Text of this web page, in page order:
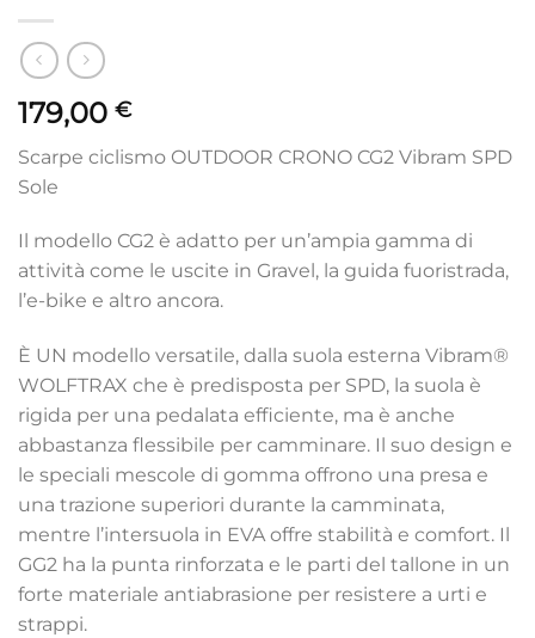
179,00 €
Scarpe ciclismo OUTDOOR CRONO CG2 Vibram SPD
Sole
Il modello CG2 è adatto per un’ampia gamma di
attività come le uscite in Gravel, la guida fuoristrada,
l’e-bike e altro ancora.
È UN modello versatile, dalla suola esterna Vibram®
WOLFTRAX che è predisposta per SPD, la suola è
rigida per una pedalata efficiente, ma è anche
abbastanza flessibile per camminare. Il suo design e
le speciali mescole di gomma offrono una presa e
una trazione superiori durante la camminata,
mentre l’intersuola in EVA offre stabilità e comfort. Il
GG2 ha la punta rinforzata e le parti del tallone in un
forte materiale antiabrasione per resistere a urti e
strappi.